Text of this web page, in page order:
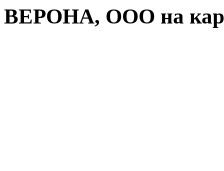
ВЕРОНА, ООО на